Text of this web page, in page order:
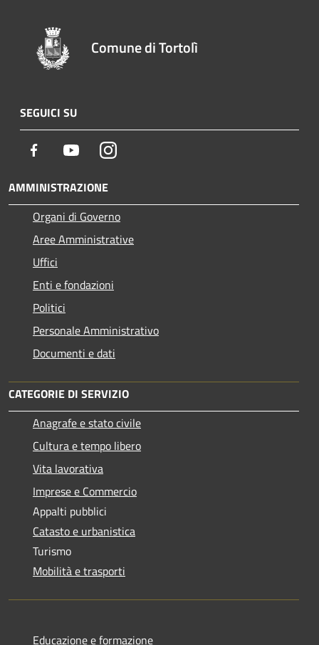
Comune di Tortolì
SEGUICI SU
Facebook YoutubeInstagram
AMMINISTRAZIONE
Organi di Governo
Aree Amministrative
Uffici
Enti e fondazioni
Politici
Personale Amministrativo
Documenti e dati
CATEGORIE DI SERVIZIO
Anagrafe e stato civile
Cultura e tempo libero
Vita lavorativa
Imprese e Commercio
Appalti pubblici
Catasto e urbanistica
Turismo
Mobilità e trasporti
Educazione e formazione